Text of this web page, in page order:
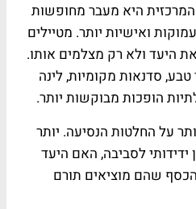
המרכזית היא מעבר מחופשות
ואישיות יותר. מטיילים
היעד ולא רק מצלמים אותו.
טבע, סדנאות מקומיות, לינה
הופכות מבוקשות יותר.
על החלטות הנסיעה. יותר
לסביבה, האם היעד
שהם מוציאים תורם